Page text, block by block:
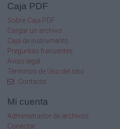
personas responderán por
hasta
la muerte! Si tú no
nuestra, te mostraremos
cuando Yahweh nos dé la
2:15 Ella los hizo bajar con
ventana porque su bayit
de
afuera de la muralla de la
2:16 Ella les dijo: Váyanse a
para que los perseguidores
Quédense escondidos allá
Caja PDF
Sobre Caja PDF
Cargar un archivo
Caja de instrumento
Preguntas frecuentes
Aviso legal
Términos de Uso del sitio
Contacto
Mi cuenta
Administrador de archivos
Conectar